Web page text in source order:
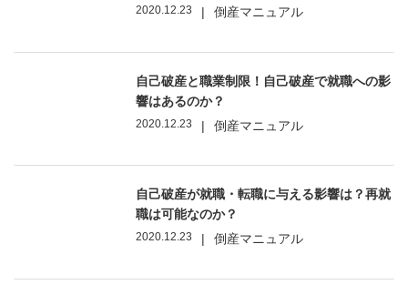
2020.12.23 | 倒産マニュアル
自己破産と職業制限！自己破産で就職への影
響はあるのか？
2020.12.23 | 倒産マニュアル
自己破産が就職・転職に与える影響は？再就
職は可能なのか？
2020.12.23 | 倒産マニュアル